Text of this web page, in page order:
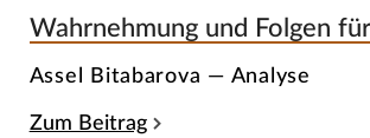
Wahrnehmung und Folgen
Assel Bitabarova — Analyse
Zum Beitrag